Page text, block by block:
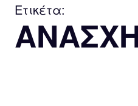
Ετικέτα: